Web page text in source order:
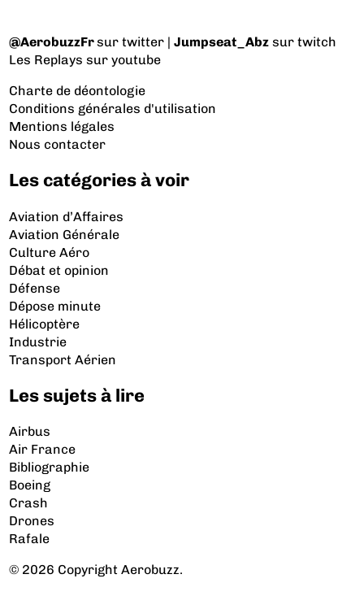
@AerobuzzFrsur twitter |Jumpseat_Abz sur twitch
Les Replays sur youtube
Charte de déontologie
Conditions générales d'utilisation
Mentions légales
Nous contacter
Les catégories à voir
Aviation d’Affaires
Aviation Générale
Culture Aéro
Débat et opinion
Défense
Dépose minute
Hélicoptère
Industrie
Transport Aérien
Les sujets à lire
Airbus
Air France
Bibliographie
Boeing
Crash
Drones
Rafale
© 2026 Copyright Aerobuzz.